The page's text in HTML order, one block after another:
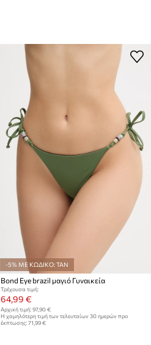
-5% ΜΕ ΚΩΔΙΚΟ: TAN
Bond Eye brazil μαγιό Γυναικεία
Τρέχουσα τιμή:
64,99 €
Αρχική τιμή: 97,90 €
Η χαμηλότερη τιμή των τελευταίων 30 ημερών προ
έκπτωσης: 71,99 €